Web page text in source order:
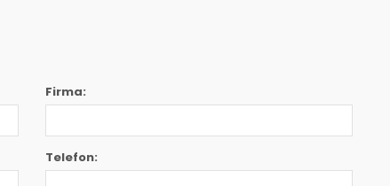
Firma:
Telefon: